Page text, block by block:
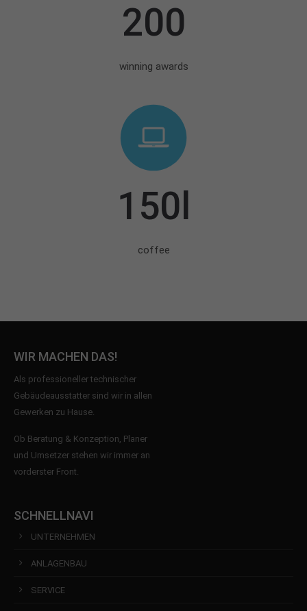
200
winning awards
150l
coffee
WIR MACHEN DAS!
Als professioneller technischer
Gebäudeausstatter sind wir in allen
Gewerken zu Hause.
Ob Beratung & Konzeption, Planer
und Umsetzer stehen wir immer an
vorderster Front.
SCHNELLNAVI
UNTERNEHMEN
ANLAGENBAU
SERVICE